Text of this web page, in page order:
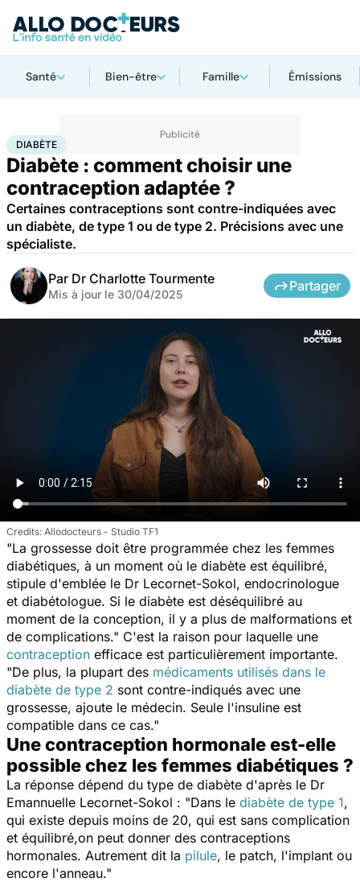
Santé Bien-être Famille Émissions
AccueilSanté
DIABÈTE
Diabète : comment choisir une
contraception adaptée ?
Certaines contraceptions sont contre-indiquées avec
un diabète, de type 1 ou de type 2. Précisions avec une
spécialiste.
Par Dr Charlotte Tourmente
Mis à jour le 30/04/2025
Partager
Allodocteurs - Studio TF1
"La grossesse doit être programmée chez les femmes
diabétiques, à un moment où le diabète est équilibré,
stipule d'emblée le Dr Lecornet-Sokol, endocrinologue
et diabétologue. Si le diabète est déséquilibré au
moment de la conception, il y a plus de malformations et
de complications." C'est la raison pour laquelle une
contraception efficace est particulièrement importante.
"De plus, la plupart des médicaments utilisés dans le
diabète de type 2 sont contre-indiqués avec une
grossesse, ajoute le médecin. Seule l'insuline est
compatible dans ce cas."
Une contraception hormonale est-elle
possible chez les femmes diabétiques ?
La réponse dépend du type de diabète d'après le Dr
Emannuelle Lecornet-Sokol : "Dans le diabète de type 1,
qui existe depuis moins de 20, qui est sans complication
et équilibré,on peut donner des contraceptions
hormonales. Autrement dit la pilule, le patch, l'implant ou
encore l'anneau."